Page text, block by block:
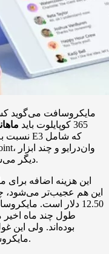
مایکروسافت می‌گوید
365 کوپایلوت باید
ماهانه 30
دیگر می‌شود، افزایش قابل‌توجهی به‌حساب می‌آید.
این هم عجیب‌تر می‌شود،
12.50 دلار است. مایکروسافت می‌گوید حدود
طول چند ماه
بوده‌اند. ولی این
مایکروسافت 365 کوپایلوت را اعلام نکرده است.